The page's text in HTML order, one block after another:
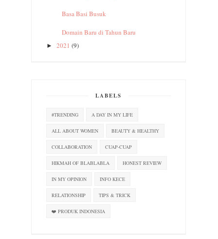
Basa Basi Busuk
Domain Baru di Tahun Baru
► 2021 (9)
LABELS
#TRENDING A DAY IN MY LIFE
ALL ABOUT WOMEN BEAUTY & HEALTHY
COLLABORATION CUAP-CUAP
HIKMAH OF BLABLABLA HONEST REVIEW
IN MY OPINION INFO KECE
RELATIONSHIP TIPS & TRICK
❤️ PRODUK INDONESIA